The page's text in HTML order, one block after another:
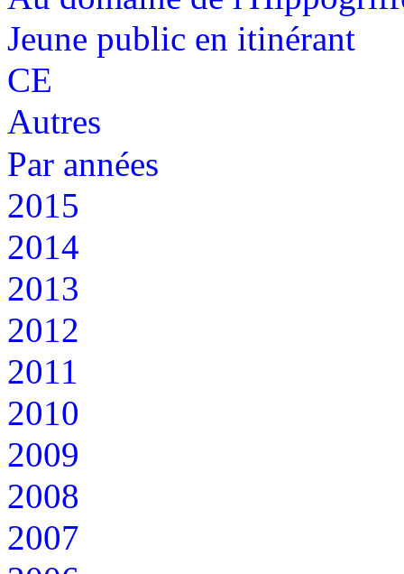
Jeune public en itinérant
CE
Autres
Par années
2015
2014
2013
2012
2011
2010
2009
2008
2007